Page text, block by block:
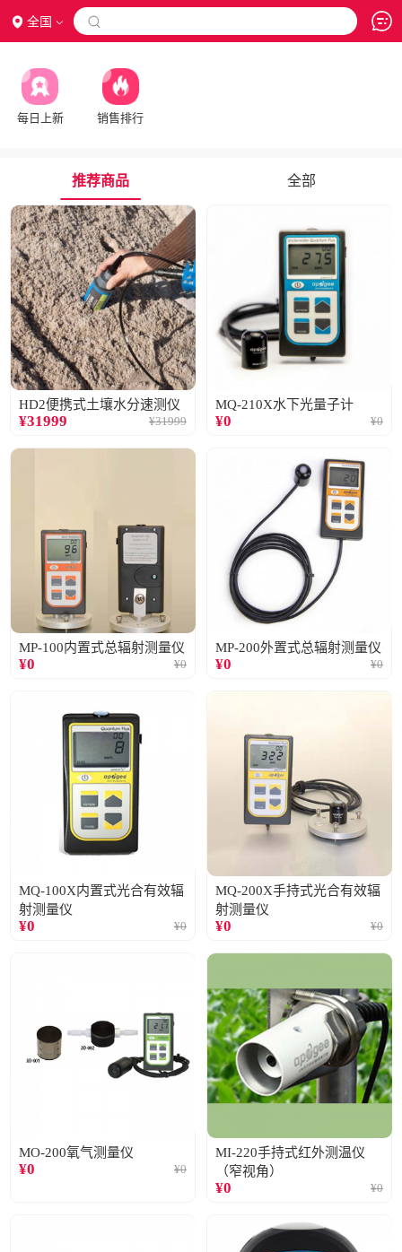
全国 
每日上新 销售排行
推荐商品 全部
HD2便携式土壤水分速测仪
¥31999 ¥31999
MQ-210X水下光量子计
¥0 ¥0
MP-100内置式总辐射测量仪
¥0 ¥0
MP-200外置式总辐射测量仪
¥0 ¥0
MQ-100X内置式光合有效辐
射测量仪
¥0 ¥0
MQ-200X手持式光合有效辐
射测量仪
¥0 ¥0
MO-200氧气测量仪
¥0 ¥0
MI-220手持式红外测温仪
（窄视角）
¥0 ¥0